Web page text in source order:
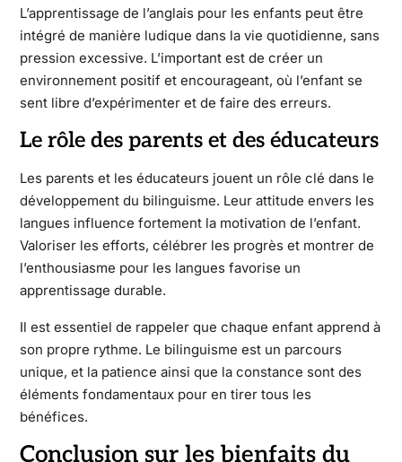
L’apprentissage de l’anglais pour les enfants peut être
intégré de manière ludique dans la vie quotidienne, sans
pression excessive. L’important est de créer un
environnement positif et encourageant, où l’enfant se
sent libre d’expérimenter et de faire des erreurs.
Le rôle des parents et des éducateurs
Les parents et les éducateurs jouent un rôle clé dans le
développement du bilinguisme. Leur attitude envers les
langues influence fortement la motivation de l’enfant.
Valoriser les efforts, célébrer les progrès et montrer de
l’enthousiasme pour les langues favorise un
apprentissage durable.
Il est essentiel de rappeler que chaque enfant apprend à
son propre rythme. Le bilinguisme est un parcours
unique, et la patience ainsi que la constance sont des
éléments fondamentaux pour en tirer tous les
bénéfices.
Conclusion sur les bienfaits du